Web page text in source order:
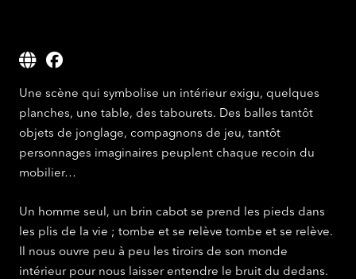
Une scène qui symbolise un intérieur exigu, quelques
planches, une table, des tabourets. Des balles tantôt
objets de jonglage, compagnons de jeu, tantôt
personnages imaginaires peuplent chaque recoin du
mobilier…
Un homme seul, un brin cabot se prend les pieds dans
les plis de la vie ; tombe et se relève tombe et se relève.
Il nous ouvre peu à peu les tiroirs de son monde
intérieur pour nous laisser entendre le bruit du dedans.